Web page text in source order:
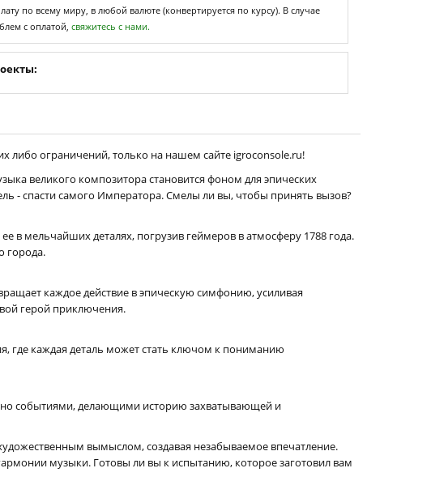
по всему миру, в любой валюте (конвертируется по курсу). В случае
с оплатой, свяжитесь с нами.
либо ограничений, только на нашем сайте igroconsole.ru!
великого композитора становится фоном для эпических
- спасти самого Императора. Смелы ли вы, чтобы принять вызов?
в мельчайших деталях, погрузив геймеров в атмосферу 1788 года.
города.
каждое действие в эпическую симфонию, усиливая
герой приключения.
где каждая деталь может стать ключом к пониманию
событиями, делающими историю захватывающей и
вымыслом, создавая незабываемое впечатление.
музыки. Готовы ли вы к испытанию, которое заготовил вам